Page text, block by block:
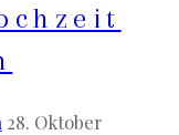
28. Oktober